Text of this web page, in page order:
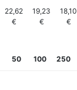
22,62
€
19,23
€
18,10
€
50 100 250